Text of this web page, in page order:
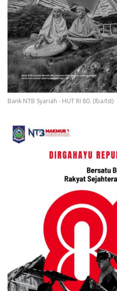
Bank NTB Syariah - HUT RI 80. (Iba/Ist)